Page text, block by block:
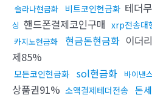
솔라나현금화 비트코인현금화 테더
싱 핸드폰결제코인구매 xrp전송대
카지노현금화 현금돈현금화 이더
제85%
모든코인현금화 sol현금화 바이낸
상품권91% 소액결제테더전송 돈